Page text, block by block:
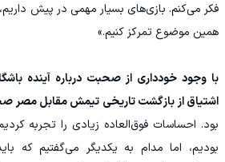
فکر می‌کنم. بازی‌های بسیار مهمی در پیش
همین موضوع تمرکز کنیم.»
با وجود خودداری از صحبت درباره آینده
اشتیاق از بازگشت تاریخی تیمش مقابل مصر
بود. احساسات فوق‌العاده زیادی را تجربه
بودیم، اما مدام به یکدیگر می‌گفتیم که